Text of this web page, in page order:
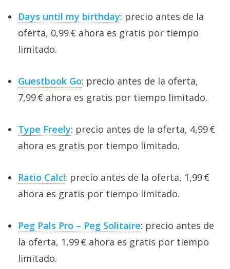
Days until my birthday: precio antes de la
oferta, 0,99 € ahora es gratis por tiempo
limitado.
Guestbook Go: precio antes de la oferta,
7,99 € ahora es gratis por tiempo limitado.
Type Freely: precio antes de la oferta, 4,99 €
ahora es gratis por tiempo limitado.
Ratio Calc!: precio antes de la oferta, 1,99 €
ahora es gratis por tiempo limitado.
Peg Pals Pro – Peg Solitaire: precio antes de
la oferta, 1,99 € ahora es gratis por tiempo
limitado.